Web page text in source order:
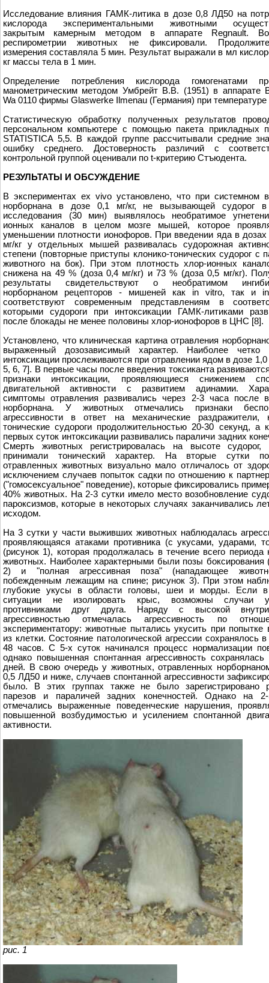
Исследование влияния ГАМК-литика в дозе 0,8 ЛД50 на
кислорода экспериментальными животными
закрытым камерным методом в аппарате Regnault.
респирометрии животных не фиксировали.
измерения составляла 5 мин. Результат выражали в мл
кг массы тела в 1 мин.
Определение потребления кислорода гомогенатами
манометрическим методом Умбрейт В.В. (1951) в аппарате
Wa 0110 фирмы Glaswerke Ilmenau (Германия) при
Статистическую обработку полученных результатов
персональном компьютере с помощью пакета прикладных
STATISTICA 5,5. В каждой группе рассчитывали средние
ошибку среднего. Достоверность различий с
контрольной группой оценивали по t-критерию Стъюдента.
РЕЗУЛЬТАТЫ И ОБСУЖДЕНИЕ
В экспериментах ex vivo установлено, что при системном
норборнана в дозе 0,1 мг/кг, не вызывающей судорог в
исследования (30 мин) выявлялось необратимое
ионных каналов в целом мозге мышей, которое
уменьшении плотности ионофоров. При введении яда в
мг/кг у отдельных мышей развивалась судорожная
степени (повторные приступы клонико-тонических судорог с
животного на бок). При этом плотность хлор-ионных
снижена на 49 % (доза 0,4 мг/кг) и 73 % (доза 0,5 мг/кг).
результаты свидетельствуют о необратимом
норборнаном рецепторов - мишеней как in vitro, так и
соответствуют современным представлениям в
которыми судороги при интоксикации ГАМК-литиками
после блокады не менее половины хлор-ионофоров в ЦНС [8].
Установлено, что клиническая картина отравления
выраженный дозозависимый характер. Наиболее четко
интоксикации прослеживаются при отравлении ядом в дозе
5, 6, 7]. В первые часы после введения токсиканта
признаки интоксикации, проявляющиеся снижением
двигательной активности с развитием адинамии.
симптомы отравления развивались через 2-3 часа после
норборнана. У животных отмечались признаки
агрессивности в ответ на механические раздражители,
тонические судороги продолжительностью 20-30 секунд, а
первых суток интоксикации развивались параличи задних
Смерть животных регистрировалась на высоте судорог,
принимали тонический характер. На вторые сутки
отравленных животных визуально мало отличалось от
исключением случаев попыток садки по отношению к
("гомосексуальное" поведение), которые фиксировались
40% животных. На 2-3 сутки имело место возобновление
пароксизмов, которые в некоторых случаях заканчивались
исходом.
На 3 сутки у части выживших животных наблюдалась
проявляющаяся атаками противника (с укусами, ударами,
(рисунок 1), которая продолжалась в течение всего периода
животных. Наиболее характерными были позы боксирования
2) и "полная агрессивная поза" (нападающее
побежденным лежащим на спине; рисунок 3). При этом
глубокие укусы в области головы, шеи и морды. Если в
ситуации не изолировать крыс, возможны случаи
противниками друг друга. Наряду с высокой
агрессивностью отмечалась агрессивность по
экспериментатору: животные пытались укусить при попытке
из клетки. Состояние патологической агрессии сохранялось
48 часов. С 5-х суток начинался процесс нормализации
однако повышенная спонтанная агрессивность
дней. В свою очередь у животных, отравленных
0,5 ЛД50 и ниже, случаев спонтанной агрессивности
было. В этих группах также не было зарегистрировано
парезов и параличей задних конечностей. Однако на
отмечались выраженные поведенческие нарушения,
повышенной возбудимостью и усилением спонтанной
активности.
рис. 1